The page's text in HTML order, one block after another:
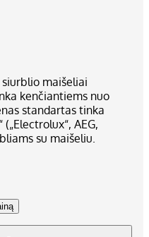
maišeliai
kenčiantiems nuo
standartas tinka
AEG,
su maišeliu.